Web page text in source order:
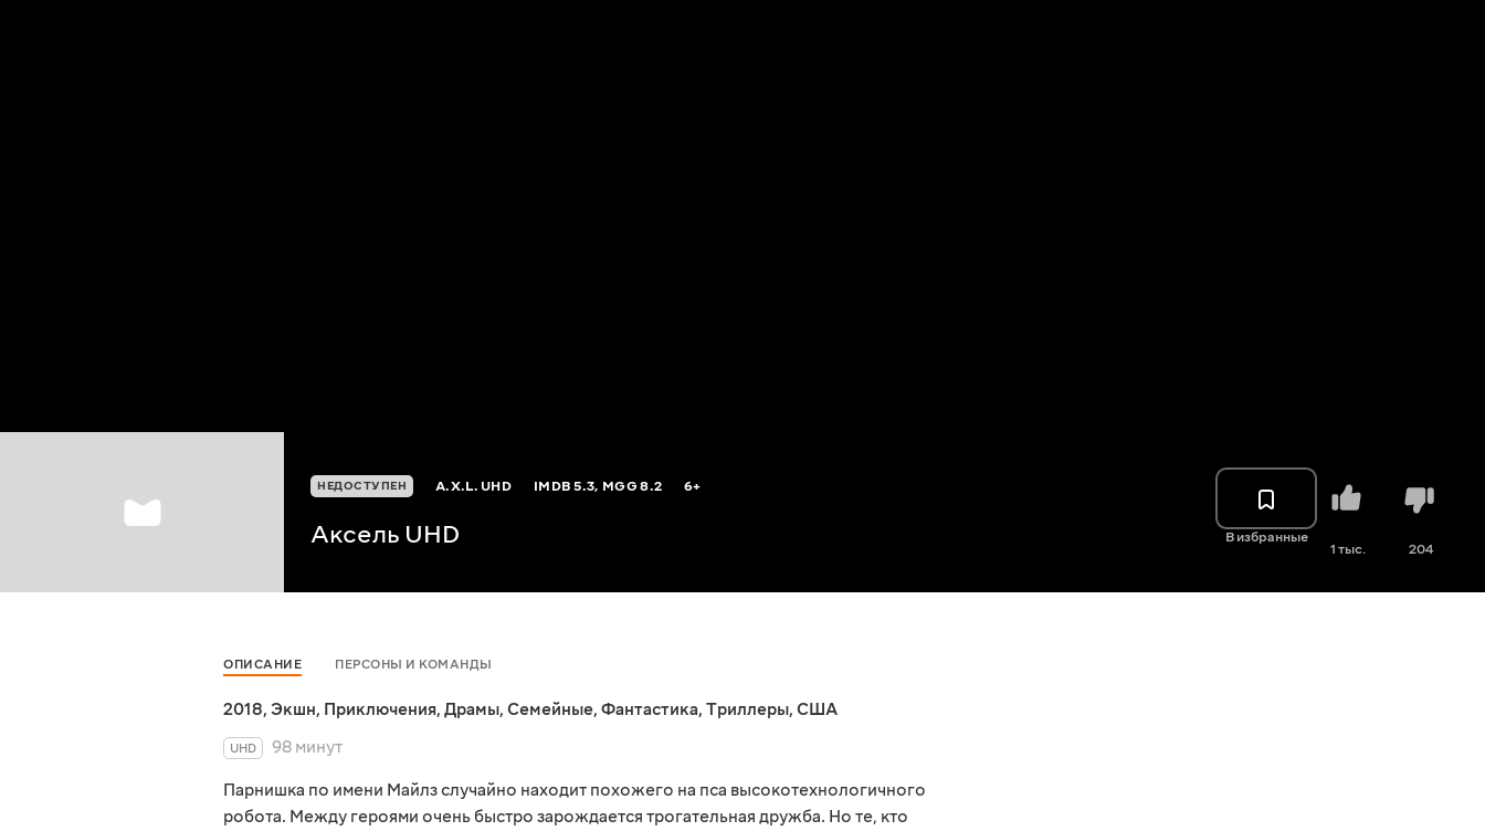
НЕДОСТУПЕН A.X.L. UHD IMDB5.3, MGG8.2 6+
Аксель UHD В избранные
1 тыс. 204
ОПИСАНИЕ ПЕРСОНЫ И КОМАНДЫ
2018, Экшн, Приключения, Драмы, Семейные, Фантастика, Триллеры, США
UHD
98 минут
Парнишка по имени Майлз случайно находит похожего на пса высокотехнологичного
робота. Между героями очень быстро зарождается трогательная дружба. Но те, кто